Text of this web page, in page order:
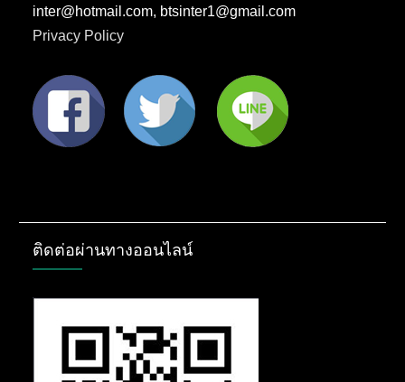
inter@hotmail.com, btsinter1@gmail.com
Privacy Policy
ติดต่อผ่านทางออนไลน์